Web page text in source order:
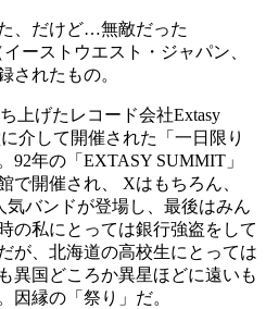
、だけど…無敵だった
ーストウエスト・ジャパン、
されたもの。
上げたレコード会社Extasy
介して開催された「一日限り
92年の「EXTASY SUMMIT」
で開催され、 Xはもちろん、
バンドが登場し、最後はみん
の私にとっては銀行強盗をして
が、北海道の高校生にとっては
異国どころか異星ほどに遠いも
因縁の「祭り」だ。